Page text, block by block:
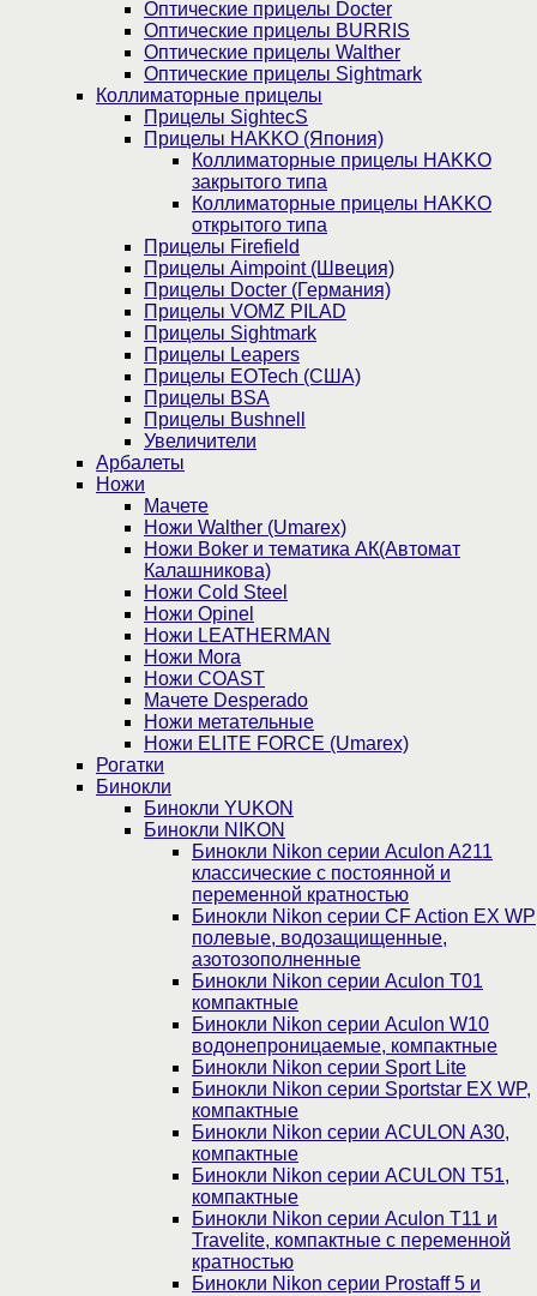
Оптические прицелы Docter
Оптические прицелы BURRIS
Оптические прицелы Walther
Оптические прицелы Sightmark
Коллиматорные прицелы
Прицелы SightecS
Прицелы HAKKO (Япония)
Коллиматорные прицелы HAKKO
закрытого типа
Коллиматорные прицелы HAKKO
открытого типа
Прицелы Firefield
Прицелы Aimpoint (Швеция)
Прицелы Docter (Германия)
Прицелы VOMZ PILAD
Прицелы Sightmark
Прицелы Leapers
Прицелы EOTech (США)
Прицелы BSA
Прицелы Bushnell
Увеличители
Арбалеты
Ножи
Мачете
Ножи Walther (Umarex)
Ножи Boker и тематика АК(Автомат
Калашникова)
Ножи Cold Steel
Ножи Opinel
Ножи LEATHERMAN
Ножи Mora
Ножи COAST
Мачете Desperado
Ножи метательные
Ножи ELITE FORCE (Umarex)
Рогатки
Бинокли
Бинокли YUKON
Бинокли NIKON
Бинокли Nikon серии Aculon A211
классические с постоянной и
переменной кратностью
Бинокли Nikon серии СF Action EX WP
полевые, водозащищенные,
азотозополненные
Бинокли Nikon серии Aculon T01
компактные
Бинокли Nikon серии Aculon W10
водонепроницаемые, компактные
Бинокли Nikon серии Sport Lite
Бинокли Nikon серии Sportstar EX WP,
компактные
Бинокли Nikon серии ACULON A30,
компактные
Бинокли Nikon серии ACULON Т51,
компактные
Бинокли Nikon серии Aculon T11 и
Travelite, компактные с переменной
кратностью
Бинокли Nikon серии Prostaff 5 и